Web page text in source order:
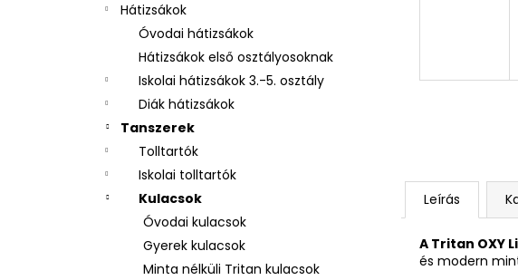
Hátizsákok
Óvodai hátizsákok
Hátizsákok első osztályosoknak
Iskolai hátizsákok 3.-5. osztály
Diák hátizsákok
Tanszerek
Tolltartók
Iskolai tolltartók
Kulacsok
Óvodai kulacsok
Gyerek kulacsok
Minta nélküli Tritan kulacsok
Leírás
A Tritan OXY
és modern
UZSONNÁS DOBOZ REKESSZEL LÓ
ROMANTIC HORSE GIRL
2 250 Ft